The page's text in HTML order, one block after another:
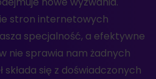
stron internetowych
specjalność, a efektywne
nie sprawia nam żadnych
składa się z doświadczonych